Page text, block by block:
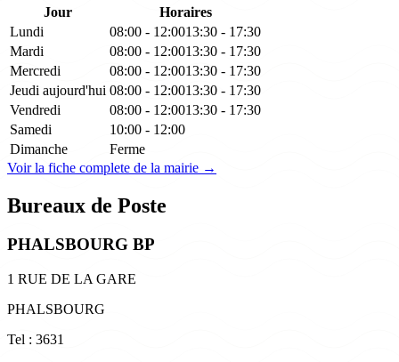
Jour
Horaires
Lundi
08:00 - 12:0013:30 - 17:30
Mardi
08:00 - 12:0013:30 - 17:30
Mercredi
08:00 - 12:0013:30 - 17:30
Jeudi aujourd'hui 08:00 - 12:0013:30 - 17:30
Vendredi
08:00 - 12:0013:30 - 17:30
Samedi
10:00 - 12:00
Dimanche
Ferme
Voir la fiche complete de la mairie →
Bureaux de Poste
PHALSBOURG BP
1 RUE DE LA GARE
PHALSBOURG
Tel : 3631